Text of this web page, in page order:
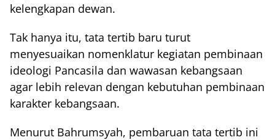
kelengkapan dewan.
Tak hanya itu, tata tertib baru turut
menyesuaikan nomenklatur kegiatan pembinaan
ideologi Pancasila dan wawasan kebangsaan
agar lebih relevan dengan kebutuhan pembinaan
karakter kebangsaan.
Menurut Bahrumsyah, pembaruan tata tertib ini